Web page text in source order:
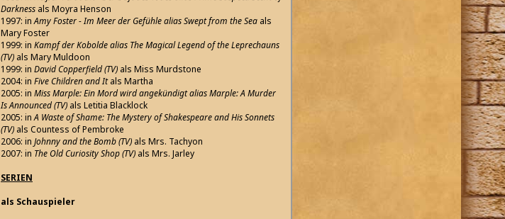
Darkness als Moyra Henson
1997: inAmy Foster - Im Meer der Gefühle alias Swept from the Sea als
Mary Foster
1999: in Kampf der Kobolde alias The Magical Legend of the Leprechauns
(TV) als Mary Muldoon
1999: in David Copperfield (TV) als Miss Murdstone
2004: in Five Children and Itals Martha
2005: in Miss Marple: Ein Mord wird angekündigt alias Marple: A Murder
Is Announced (TV) als Letitia Blacklock
2005: inA Waste of Shame: The Mystery of Shakespeare and His Sonnets
(TV) als Countess of Pembroke
2006: in Johnny and the Bomb (TV) als Mrs. Tachyon
2007: in The Old Curiosity Shop (TV) als Mrs. Jarley
SERIEN
als Schauspieler